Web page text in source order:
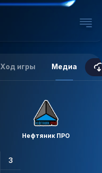
Ход игры Медиа
Нефтяник ПРО
3